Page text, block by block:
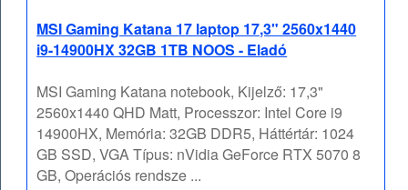
MSI Gaming Katana 17 laptop 17,3" 2560x1440
i9-14900HX 32GB 1TB NOOS - Eladó
MSI Gaming Katana notebook, Kijelző: 17,3"
2560x1440 QHD Matt, Processzor: Intel Core i9
14900HX, Memória: 32GB DDR5, Háttértár: 1024
GB SSD, VGA Típus: nVidia GeForce RTX 5070 8
GB, Operációs rendsze ...